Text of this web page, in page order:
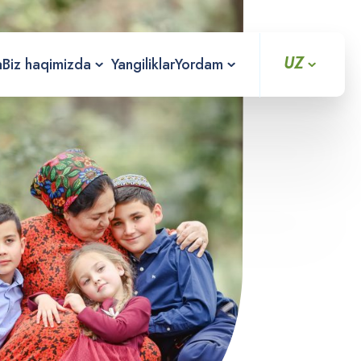
Biz haqimizda YangiliklarYordam UZ